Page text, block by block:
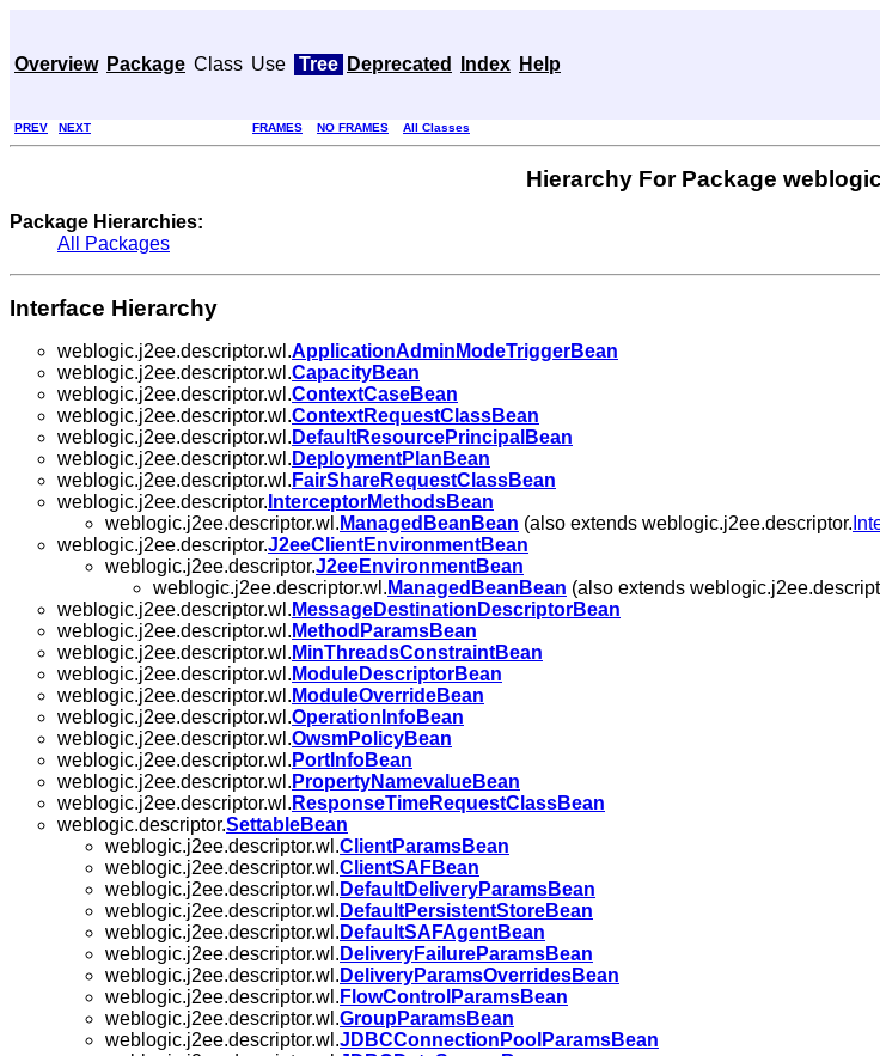
Overview Package Class Use Tree Deprecated Index Help
PREV NEXT FRAMES NO FRAMES All Classes
Hierarchy For Package
Package Hierarchies:
All Packages
Interface Hierarchy
weblogic.j2ee.descriptor.wl.ApplicationAdminModeTriggerBean
weblogic.j2ee.descriptor.wl.CapacityBean
weblogic.j2ee.descriptor.wl.ContextCaseBean
weblogic.j2ee.descriptor.wl.ContextRequestClassBean
weblogic.j2ee.descriptor.wl. DefaultResourcePrincipalBean
weblogic.j2ee.descriptor.wl. DeploymentPlanBean
weblogic.j2ee.descriptor.wl. FairShareRequestClassBean
weblogic.j2ee.descriptor. InterceptorMethodsBean
weblogic.j2ee.descriptor.wl. ManagedBeanBean (also extends weblogic.j2ee.descriptor.
weblogic.j2ee.descriptor.J2eeClientEnvironmentBean
weblogic.j2ee.descriptor.J2eeEnvironmentBean
weblogic.j2ee.descriptor.wl. ManagedBeanBean (also extends
weblogic.j2ee.descriptor.wl. MessageDestinationDescriptorBean
weblogic.j2ee.descriptor.wl. MethodParamsBean
weblogic.j2ee.descriptor.wl. MinThreadsConstraintBean
weblogic.j2ee.descriptor.wl. ModuleDescriptorBean
weblogic.j2ee.descriptor.wl. ModuleOverrideBean
weblogic.j2ee.descriptor.wl.OperationInfoBean
weblogic.j2ee.descriptor.wl.OwsmPolicyBean
weblogic.j2ee.descriptor.wl. PortInfoBean
weblogic.j2ee.descriptor.wl. PropertyNamevalueBean
weblogic.j2ee.descriptor.wl. ResponseTimeRequestClassBean
weblogic.descriptor.SettableBean
weblogic.j2ee.descriptor.wl.ClientParamsBean
weblogic.j2ee.descriptor.wl.ClientSAFBean
weblogic.j2ee.descriptor.wl. DefaultDeliveryParamsBean
weblogic.j2ee.descriptor.wl. DefaultPersistentStoreBean
weblogic.j2ee.descriptor.wl. DefaultSAFAgentBean
weblogic.j2ee.descriptor.wl. DeliveryFailureParamsBean
weblogic.j2ee.descriptor.wl. DeliveryParamsOverridesBean
weblogic.j2ee.descriptor.wl. FlowControlParamsBean
weblogic.j2ee.descriptor.wl.GroupParamsBean
weblogic.j2ee.descriptor.wl.JDBCConnectionPoolParamsBean